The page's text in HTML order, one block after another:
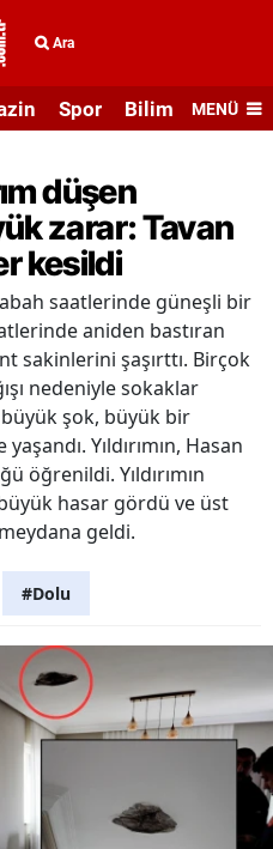
Ara
Spor Bilim veMENÜ
düşen
zarar: Tavan
kesildi
saatlerinde güneşli bir
aniden bastıran
sakinlerini şaşırttı. Birçok
nedeniyle sokaklar
şok, büyük bir
Yıldırımın, Hasan
öğrenildi. Yıldırımın
hasar gördü ve üst
geldi.
#Dolu